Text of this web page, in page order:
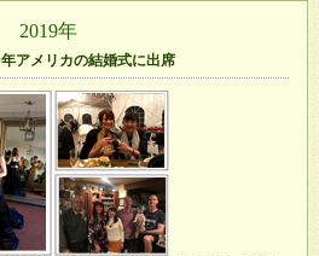
2019年
アメリカの結婚式に出席